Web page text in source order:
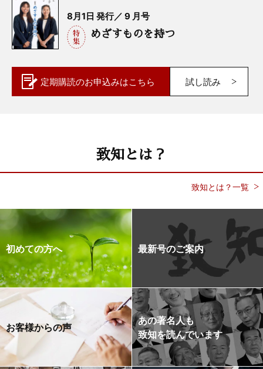
8月1日 発行／ 9 月号
めざすものを持つ
定期購読のお申込みはこちら 試し読み
致知とは？
致知とは？一覧
初めての方へ 最新号のご案内
お客様からの声
あの著名人も
致知を読んでいます